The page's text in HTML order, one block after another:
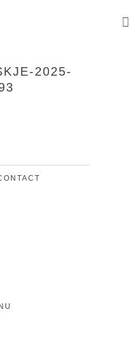
2025-